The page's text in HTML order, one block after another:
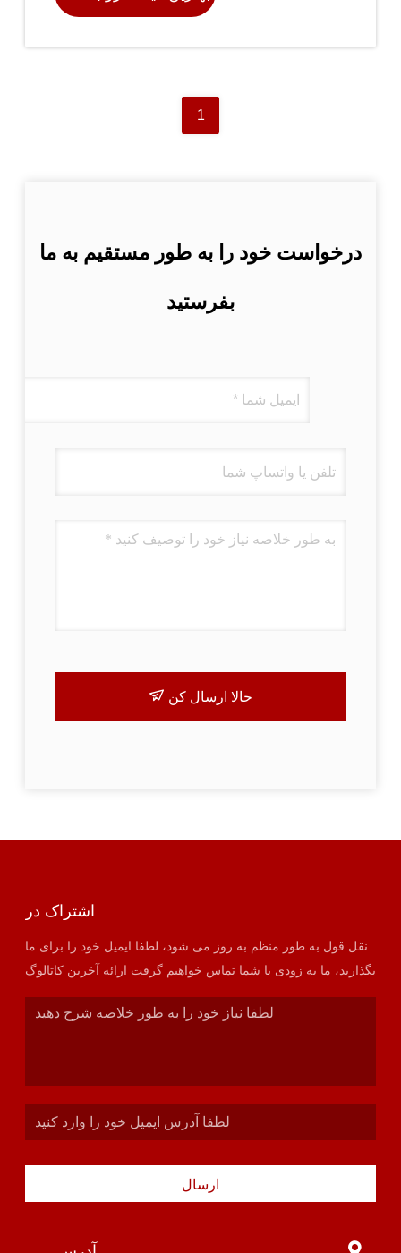
1
درخواست خود را به طور مستقیم به ما
بفرستید
حالا ارسال کن
اشتراک در
نقل قول به طور منظم به روز می شود، لطفا ایمیل خود را برای ما
بگذارید، ما به زودی با شما تماس خواهیم گرفت ارائه آخرین کاتالوگ
ارسال